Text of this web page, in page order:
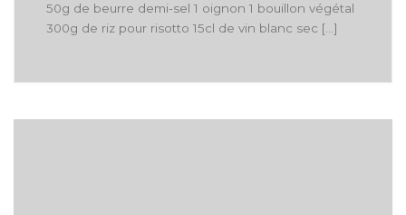
50g de beurre demi-sel 1 oignon 1 bouillon végétal
300g de riz pour risotto 15cl de vin blanc sec […]